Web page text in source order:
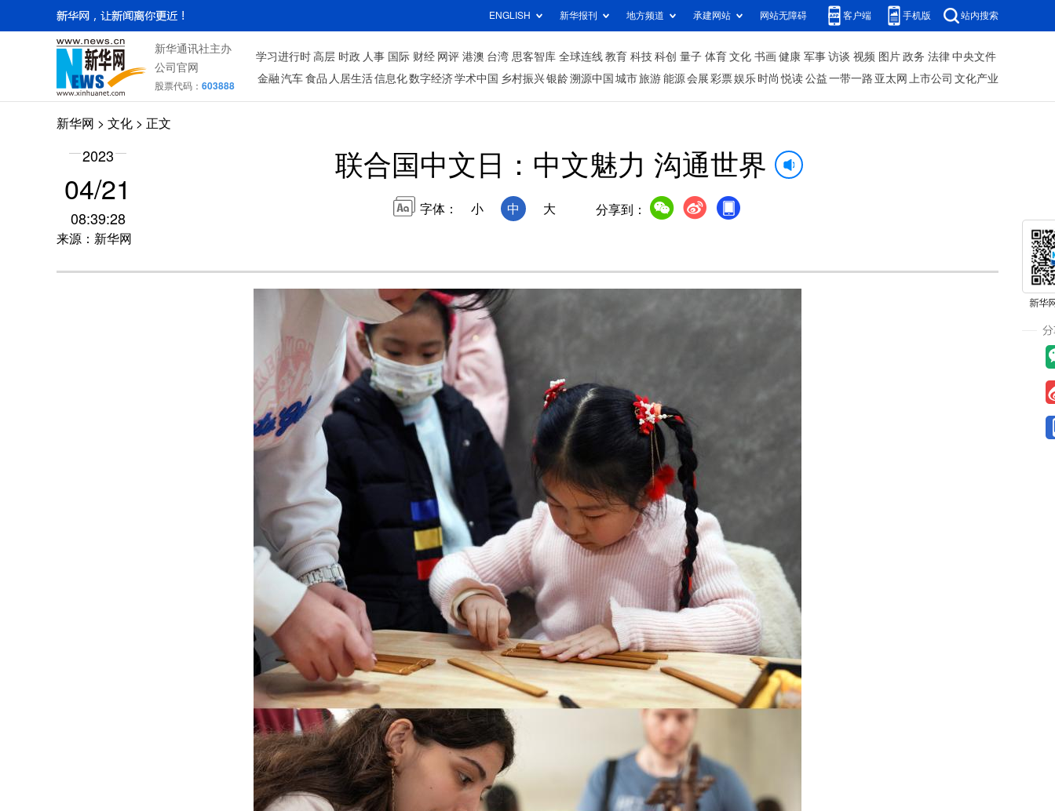
ENGLISH 新华报刊 地方频道 承建网站 网站无障碍 客户端 手机版 站内搜索
新华通讯社主办
公司官网
股票代码： 603888
学习进行时 高层 时政 人事 国际 财经 网评 港澳 台湾 思客智库 全球连线 教育 科技 科创 量子 体育 文化 书画 健康 军事 访谈 视频 图片 政务 法律 中央文件
金融 汽车 食品 人居生活信息化数字经济学术中国 乡村振兴银龄溯源中国 城市旅游 能源 会展 彩票娱乐 时尚 悦读 公益 一带一路 亚太网 上市公司 文化产业
新华网 > 文化 > 正文
2023
04/21
08:39:28
来源：新华网
联合国中文日：中文魅力 沟通世界
字体： 小 中 大 分享到：